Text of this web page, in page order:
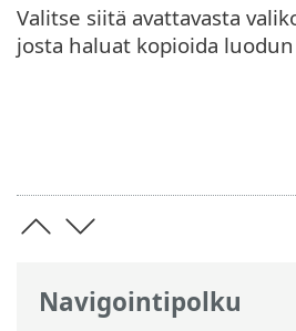
Navigointipolku
Valitse siitä avattavasta
josta haluat kopioida